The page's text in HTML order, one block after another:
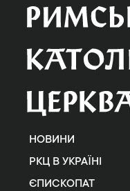
НОВИНИ
РКЦ В УКРАЇНІ
ЄПИСКОПАТ